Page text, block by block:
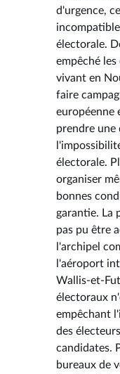
d'urgence,
électorale.
empêché
vivant en
faire
européenne
prendre une
électorale.
organiser
bonnes
garantie. La
pas pu être
l'archipel
l'aéroport
Wallis-et-
électoraux
empêchant
des
candidates.
bureaux de